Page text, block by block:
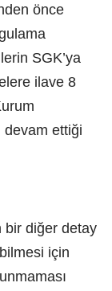
önce
SGK’ya
ilave 8
devam ettiği
bir diğer detay
için